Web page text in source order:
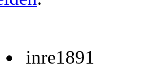
inre1891